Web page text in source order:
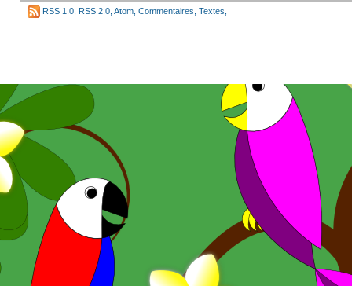
RSS 1.0 RSS 2.0 Atom Commentaires Textes